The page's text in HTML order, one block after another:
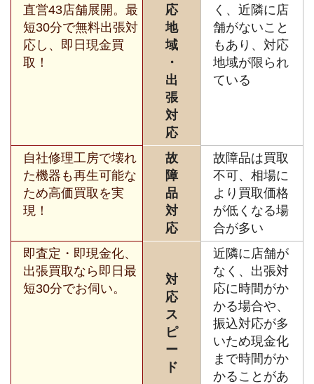
直営43店舗展開。最
短30分で無料出張対
応し、即日現金買
取！
応
地
域
・
出
張
対
応
く、近隣に店
舗がないこと
もあり、対応
地域が限られ
ている
自社修理工房で壊れ
た機器も再生可能な
ため高価買取を実
現！
故
障
品
対
応
故障品は買取
不可、相場に
より買取価格
が低くなる場
合が多い
即査定・即現金化、
出張買取なら即日最
短30分でお伺い。
対
応
ス
ピ
ー
ド
近隣に店舗が
なく、出張対
応に時間がか
かる場合や、
振込対応が多
いため現金化
まで時間がか
かることがあ